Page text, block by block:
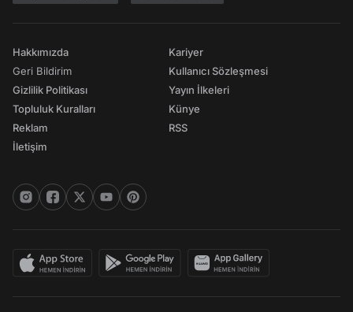
Hakkımızda
Geri Bildirim
Gizlilik Politikası
Topluluk Kuralları
Reklam
İletişim
Kariyer
Kullanıcı Sözleşmesi
Yayın İlkeleri
Künye
RSS